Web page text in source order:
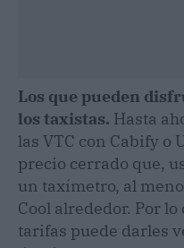
Los que pueden
los taxistas. Hasta
las VTC con Cabify o
precio cerrado que,
un taxímetro, al
Cool alrededor. Por
tarifas puede darles